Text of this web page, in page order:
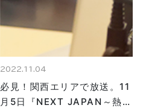
2022.11.04
必見！関西エリアで放送。11
月5日『NEXT JAPAN～熱…